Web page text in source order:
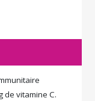
de vitamine C.